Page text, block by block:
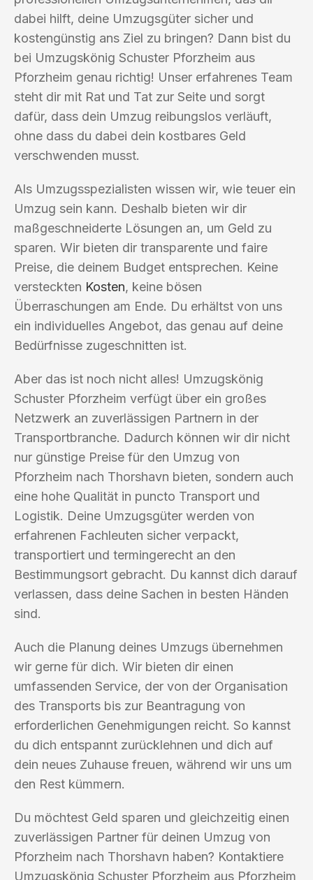
dabei hilft, deine Umzugsgüter sicher und
kostengünstig ans Ziel zu bringen? Dann bist du
bei Umzugskönig Schuster Pforzheim aus
Pforzheim genau richtig! Unser erfahrenes Team
steht dir mit Rat und Tat zur Seite und sorgt
dafür, dass dein Umzug reibungslos verläuft,
ohne dass du dabei dein kostbares Geld
verschwenden musst.
Als Umzugsspezialisten wissen wir, wie teuer ein
Umzug sein kann. Deshalb bieten wir dir
maßgeschneiderte Lösungen an, um Geld zu
sparen. Wir bieten dir transparente und faire
Preise, die deinem Budget entsprechen. Keine
versteckten Kosten, keine bösen
Überraschungen am Ende. Du erhältst von uns
ein individuelles Angebot, das genau auf deine
Bedürfnisse zugeschnitten ist.
Aber das ist noch nicht alles! Umzugskönig
Schuster Pforzheim verfügt über ein großes
Netzwerk an zuverlässigen Partnern in der
Transportbranche. Dadurch können wir dir nicht
nur günstige Preise für den Umzug von
Pforzheim nach Thorshavn bieten, sondern auch
eine hohe Qualität in puncto Transport und
Logistik. Deine Umzugsgüter werden von
erfahrenen Fachleuten sicher verpackt,
transportiert und termingerecht an den
Bestimmungsort gebracht. Du kannst dich darauf
verlassen, dass deine Sachen in besten Händen
sind.
Auch die Planung deines Umzugs übernehmen
wir gerne für dich. Wir bieten dir einen
umfassenden Service, der von der Organisation
des Transports bis zur Beantragung von
erforderlichen Genehmigungen reicht. So kannst
du dich entspannt zurücklehnen und dich auf
dein neues Zuhause freuen, während wir uns um
den Rest kümmern.
Du möchtest Geld sparen und gleichzeitig einen
zuverlässigen Partner für deinen Umzug von
Pforzheim nach Thorshavn haben? Kontaktiere
Umzugskönig Schuster Pforzheim aus Pforzheim